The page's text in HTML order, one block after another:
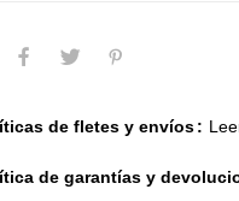
de fletes y envíos
de garantías y